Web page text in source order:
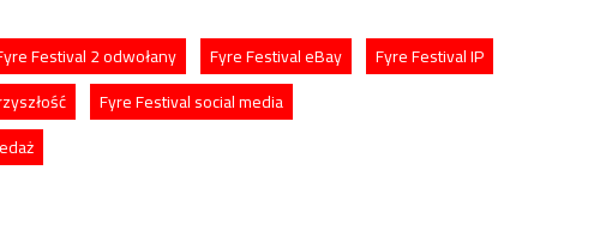
Festival 2 odwołany Fyre Festival eBay
Fyre Festival IP
Fyre Festival social media